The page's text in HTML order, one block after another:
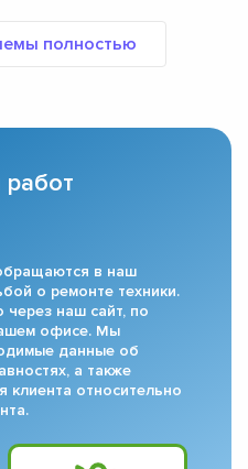
в наш
о ремонте техники.
наш сайт, по
офисе. Мы
данные об
а также
клиента относительно